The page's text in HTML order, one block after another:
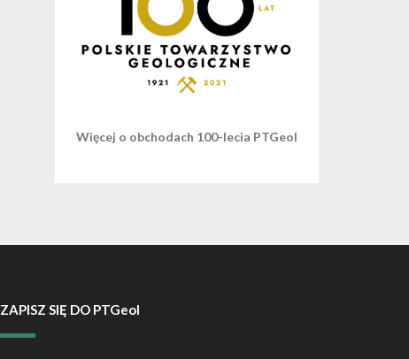
Więcej o obchodach 100-lecia PTGeol
ZAPISZ SIĘ DO PTGeol